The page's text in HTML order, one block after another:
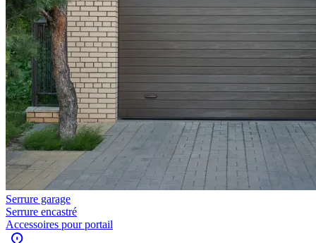
Serrure garage
Serrure encastré
Accessoires pour portail